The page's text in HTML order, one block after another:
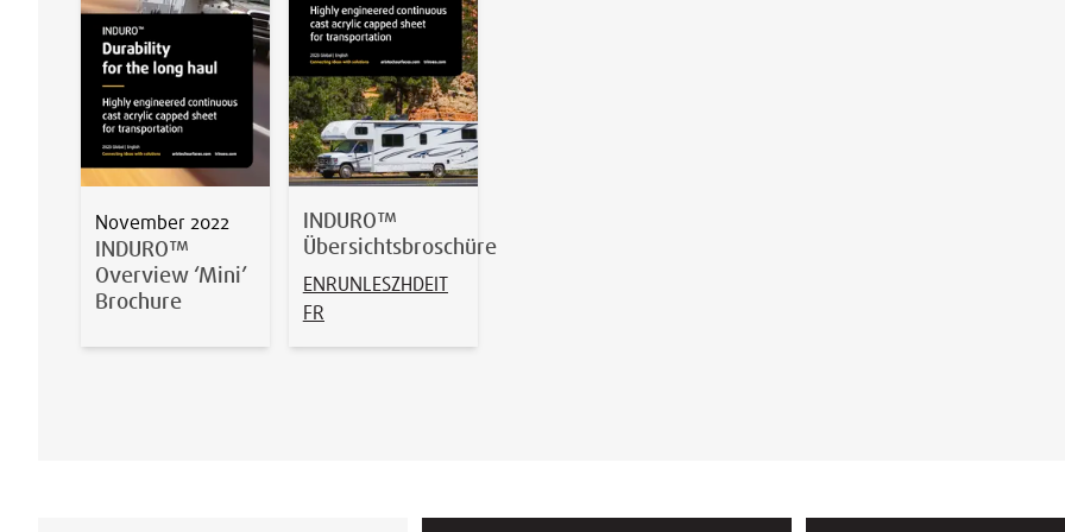
November 2022
INDURO™
Overview ‘Mini’
Brochure
INDURO™
Übersichtsbroschüre
EN RUNL ESZH DE
FR